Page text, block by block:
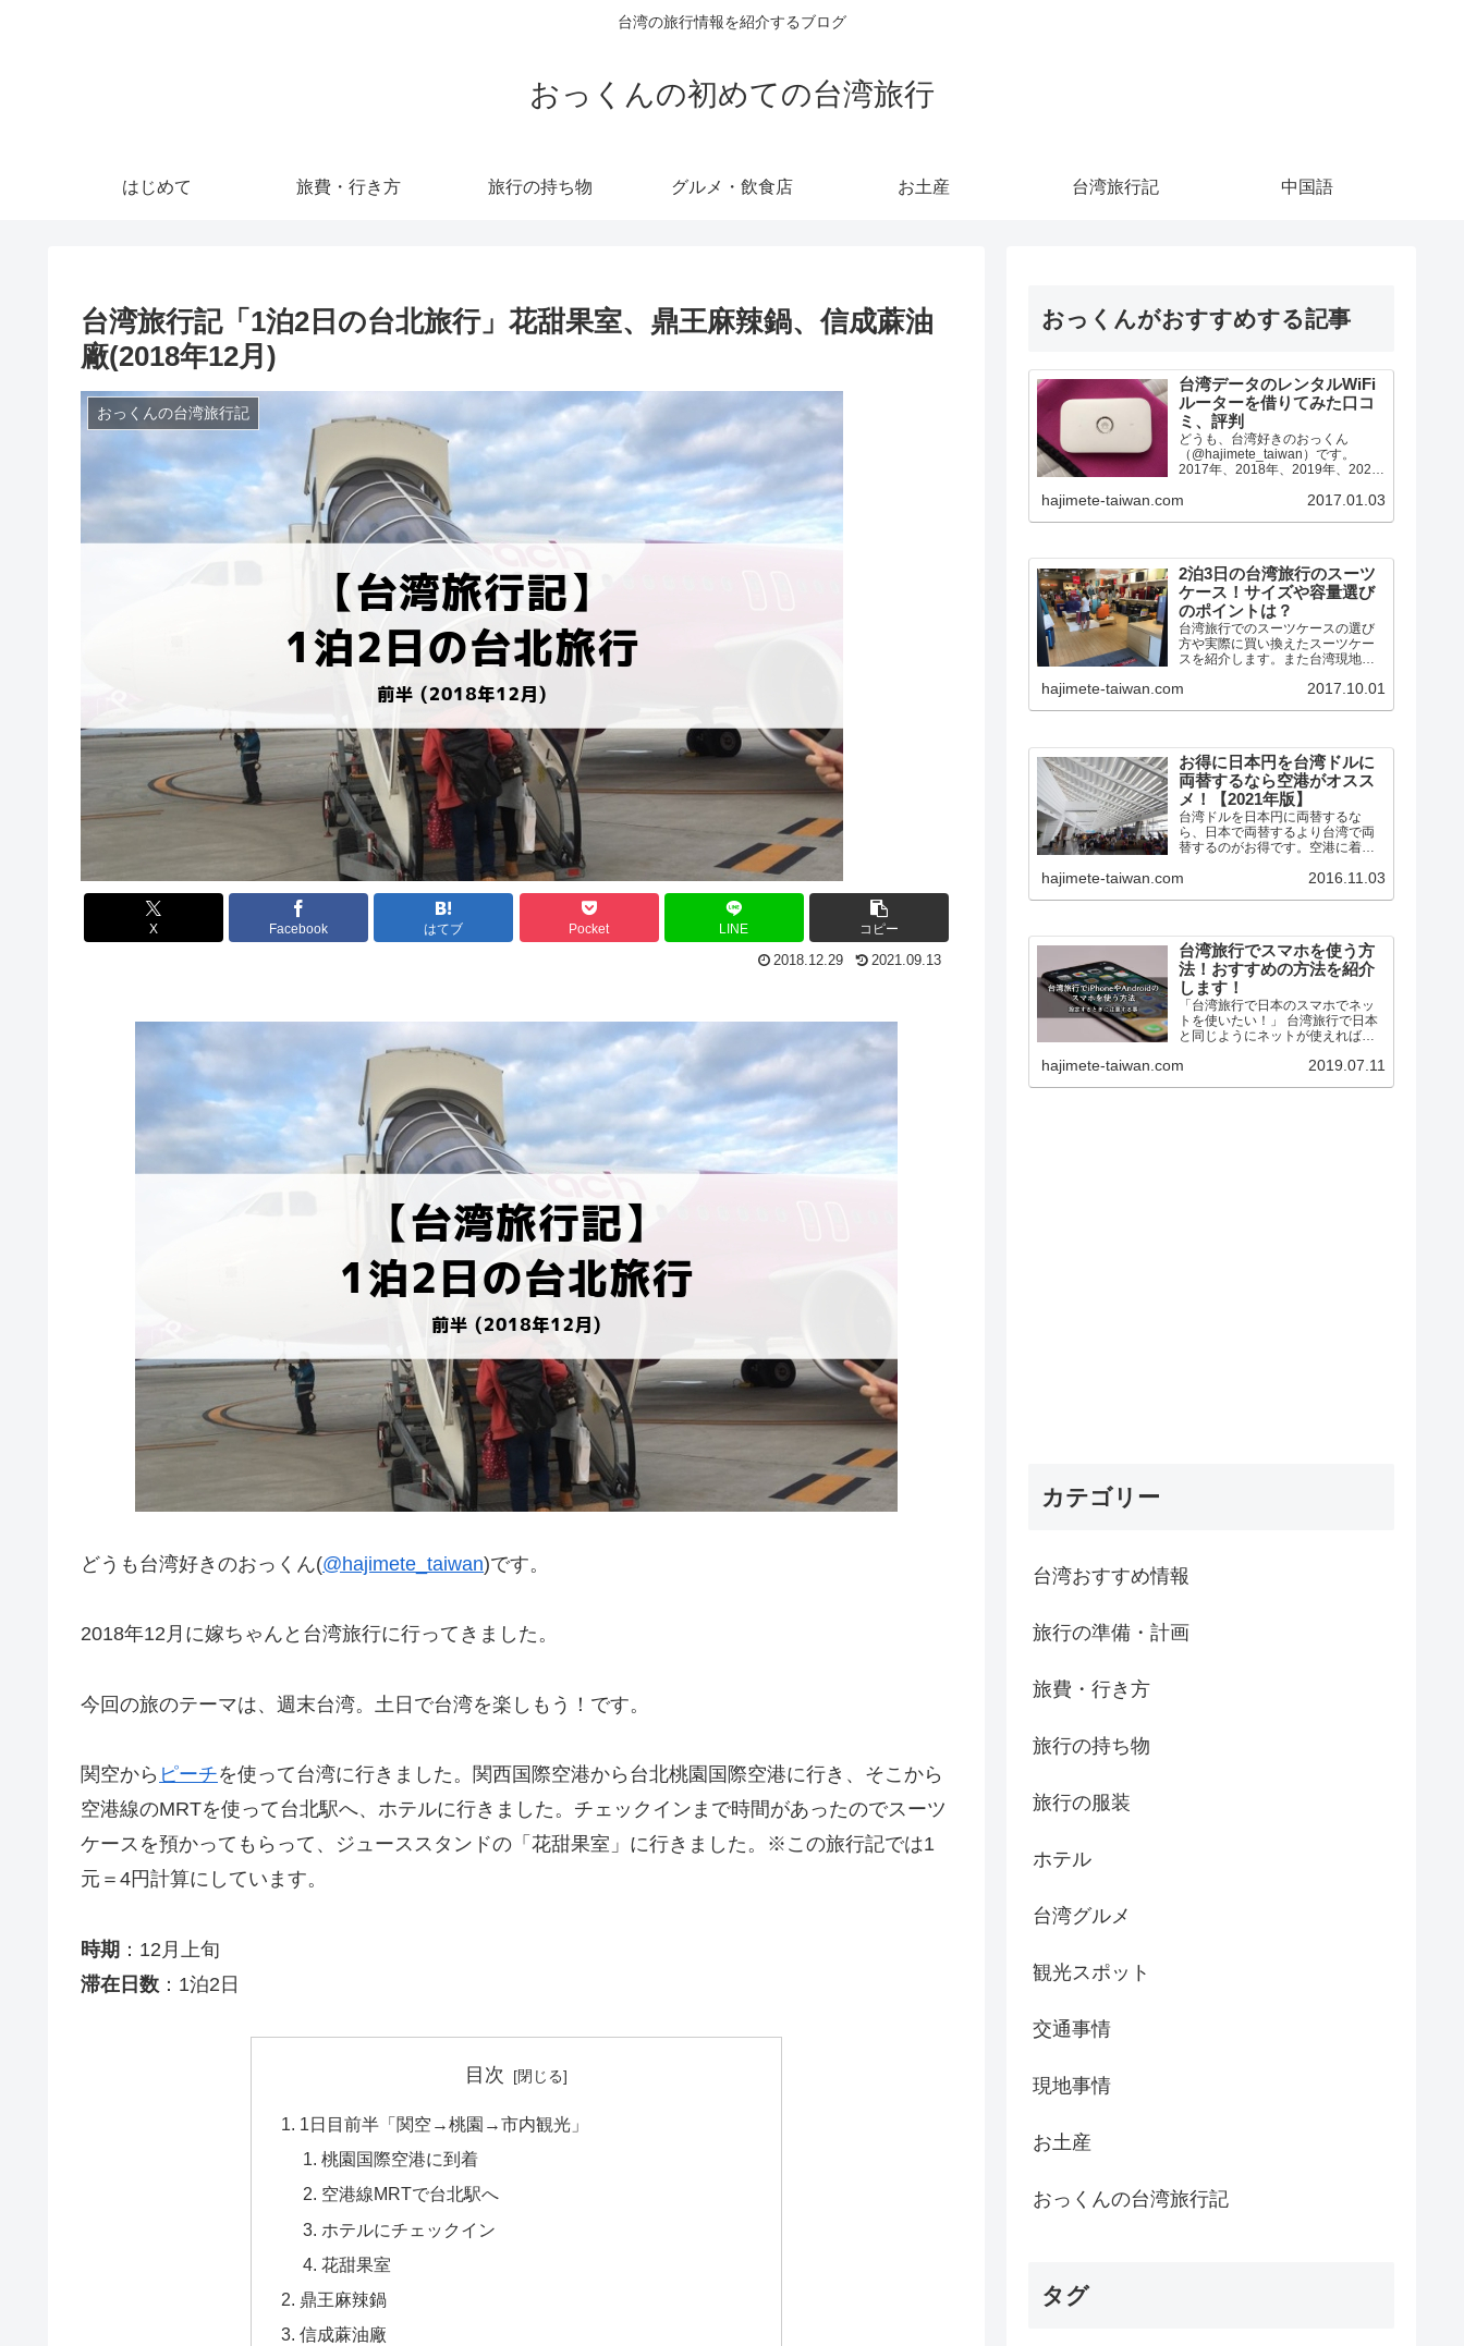
台湾の旅行情報を紹介するブログ
おっくんの初めての台湾旅行
はじめて 旅費・行き方 旅行の持ち物 グルメ・飲食店 お土産 台湾旅行記 中国語
台湾旅行記「1泊2日の台北旅行」花甜果室、鼎王麻辣鍋、信成蔴油
廠(2018年12月)
おっくんの台湾旅行記
X Facebook はてブ Pocket LINE コピー
2018.12.29 2021.09.13
どうも台湾好きのおっくん(@hajimete_taiwan)です。
2018年12月に嫁ちゃんと台湾旅行に行ってきました。
今回の旅のテーマは、週末台湾。土日で台湾を楽しもう！です。
関空から ピーチを使って台湾に行きました。関西国際空港から台北桃園国際空港に行き、そこから
空港線のMRTを使って台北駅へ、ホテルに行きました。チェックインまで時間があったのでスーツ
ケースを預かってもらって、ジューススタンドの「花甜果室」に行きました。※この旅行記では1
元＝4円計算にしています。
時期 ：12月上旬
滞在日数 ：1泊2日
目次
1日目前半「関空→桃園→市内観光」
桃園国際空港に到着
空港線MRTで台北駅へ
ホテルにチェックイン
花甜果室
鼎王麻辣鍋
信成蔴油廠
おっくんがおすすめする記事
台湾データのレンタルWiFi
ルーターを借りてみた口コ
ミ、評判
どうも、台湾好きのおっくん
（@hajimete_taiwan）です。
2017年、2018年、2019年、2022
ルーターをレンタルしました。 台
hajimete-taiwan.com 2017.01.03
2泊3日の台湾旅行のスーツ
ケース！サイズや容量選び
のポイントは？
台湾旅行でのスーツケースの選び
方や実際に買い換えたスーツケー
スを紹介します。また台湾現地で
の場所も紹介します。
hajimete-taiwan.com 2017.10.01
お得に日本円を台湾ドルに
両替するなら空港がオスス
メ！【2021年版】
台湾ドルを日本円に両替するな
ら、日本で両替するより台湾で両
替するのがお得です。空港に着い
使えて便利です。今回は台湾旅行
hajimete-taiwan.com 2016.11.03
台湾旅行でスマホを使う方
法！おすすめの方法を紹介
します！
「台湾旅行で日本のスマホでネッ
トを使いたい！」 台湾旅行で日本
と同じようにネットが使えれば、
せん。 ・SNSで旅の思い出をシェ
hajimete-taiwan.com 2019.07.11
カテゴリー
台湾おすすめ情報
旅行の準備・計画
旅費・行き方
旅行の持ち物
旅行の服装
ホテル
台湾グルメ
観光スポット
交通事情
現地事情
お土産
おっくんの台湾旅行記
タグ